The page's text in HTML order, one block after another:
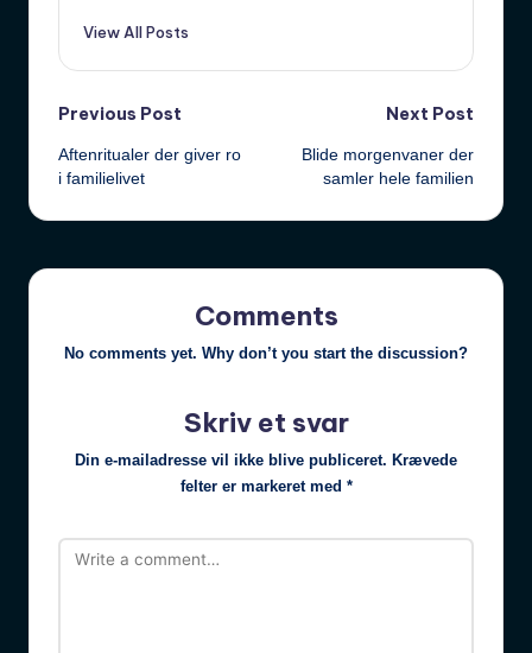
View All Posts
Post
navigation
Previous Post
Aftenritualer der giver ro
i familielivet
Next Post
Blide morgenvaner der
samler hele familien
Comments
No comments yet. Why don’t you start the discussion?
Skriv et svar
Din e-mailadresse vil ikke blive publiceret. Krævede
felter er markeret med *